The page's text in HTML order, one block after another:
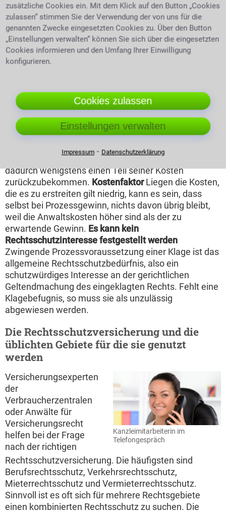
Die Gegenpartei meldet Insolvenz an
Mandant blickt sorgenvoll
Selbst eine erfolgreiche
Gerichtsverhandlung
macht keinen Sinn,
Schuldner bereits für
erfolglose
Vollstreckungen bekannt ist, kann z. B. durch eine
Schuldnerverzeichnisanfrage überprüft werden. Im
Falle der Insolvenz bleibt nun nur noch die Möglichkeit
seine eigenen Forderungen gegenüber der
Gegenseite, dem Insolvenzverwalter zu melden und
dadurch wenigstens einen Teil seiner Kosten
zurückzubekommen. KostenfaktorLiegen die Kosten,
die es zu erstreiten gilt niedrig, kann es sein, dass
selbst bei Prozessgewinn, nichts davon übrig bleibt,
weil die Anwaltskosten höher sind als der zu
erwartende Gewinn. Es kann kein
Rechtsschutzinteresse festgestellt werden
Zwingende Prozessvoraussetzung einer Klage ist das
allgemeine Rechtsschutzbedürfnis, also ein
schutzwürdiges Interesse an der gerichtlichen
Geltendmachung des eingeklagten Rechts. Fehlt eine
Klagebefugnis, so muss sie als unzulässig
abgewiesen werden.
Die Rechtsschutzversicherung und die
üblichten Gebiete für die sie genutzt
werden
Kanzleimitarbeiterin im
Telefongespräch
Versicherungsexperten
der
Verbraucherzentralen
oder Anwälte für
Versicherungsrecht
helfen bei der Frage
nach der richtigen
Rechtsschutzversicherung. Die häufigsten sind
Berufsrechtsschutz, Verkehrsrechtsschutz,
Mieterrechtsschutz und Vermieterrechtsschutz.
Sinnvoll ist es oft sich für mehrere Rechtsgebiete
einen kombinierten Rechtsschutz zu suchen. Die
zusätzliche Cookies ein. Mit dem Klick auf den Button „Cookies
zulassen“ stimmen Sie der Verwendung der von uns für die
genannten Zwecke eingesetzten Cookies zu. Über den Button
„Einstellungen verwalten“ können Sie sich über die eingesetzten
Cookies informieren und den Umfang Ihrer Einwilligung
konfigurieren.
Cookies zulassen
Einstellungen verwalten
Impressum⁃ Datenschutzerklärung